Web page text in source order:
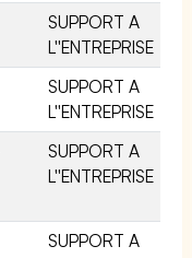
SUPPORT A
L''ENTREPRISE
SUPPORT A
L''ENTREPRISE
SUPPORT A
L''ENTREPRISE
SUPPORT A